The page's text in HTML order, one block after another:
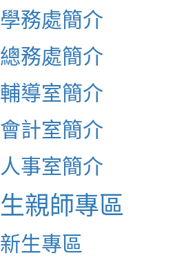
學務處簡介
總務處簡介
輔導室簡介
會計室簡介
人事室簡介
生親師專區
新生專區